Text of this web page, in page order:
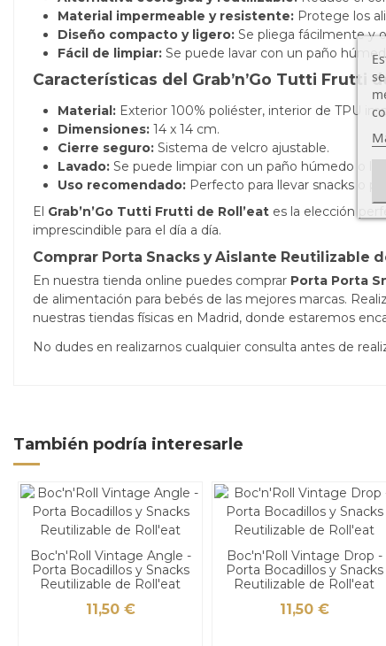
Material impermeable y resistente: Protege los
Diseño compacto y ligero: Se pliega fácilmente y
Fácil de limpiar: Se puede lavar con un paño
Características del Grab’n’Go Tutti Frutti
Material: Exterior 100% poliéster, interior de TPU
Dimensiones: 14 x 14 cm.
Cierre seguro: Sistema de velcro ajustable.
Lavado: Se puede limpiar con un paño húmedo o
Uso recomendado: Perfecto para llevar snacks o
El Grab’n’Go Tutti Frutti de Roll’eat es la elección
imprescindible para el día a día.
Comprar Porta Snacks y Aislante Reutilizable
En nuestra tienda online puedes comprar Porta Porta
de alimentación para bebés de las mejores marcas.
nuestras tiendas físicas en Madrid, donde estaremos
No dudes en realizarnos cualquier consulta antes de
También podría interesarle
Boc'n'Roll Vintage Angle -
Porta Bocadillos y Snacks
Reutilizable de Roll'eat
11,50 €
Boc'n'Roll Vintage Drop -
Porta Bocadillos y Snacks
Reutilizable de Roll'eat
11,50 €